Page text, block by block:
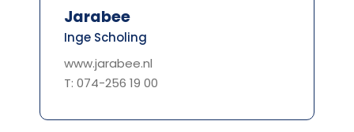
Jarabee
Inge Scholing
www.jarabee.nl
T: 074-256 19 00